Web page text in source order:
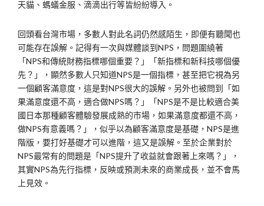
天貓、螞蟻金服、滴滴出行等皆紛紛導入。
回頭看台灣市場，多數人對此名詞仍然感陌生，即便有聽聞也
可能存在誤解。記得有一次與媒體談到NPS，問題圍繞著
「NPS和傳統財務指標哪個重要？」「新指標和新科技哪個優
先？」，顯然多數人只知道NPS是一個指標，甚至把它視為另
一個顧客滿意度，這是對NPS很大的誤解。另外也被問到「如
果滿意度還不高，適合做NPS嗎？」「NPS是不是比較適合美
國日本那種顧客體驗發展成熟的市場，如果滿意度都還不高，
做NPS有意義嗎？」，似乎以為顧客滿意度是基礎，NPS是進
階版，要打好基礎才可以進階，這又是誤解。至於企業對於
NPS最常有的問題是「NPS提升了收益就會跟著上來嗎？」，
其實NPS為先行指標，反映或預測未來的商業成長，並不會馬
上見效。